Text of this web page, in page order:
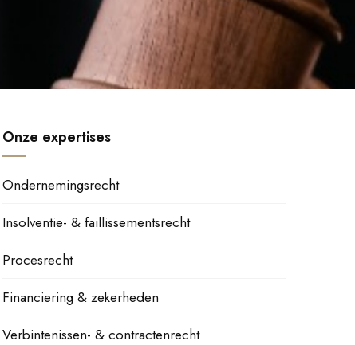
Onze expertises
Ondernemingsrecht
Insolventie- & faillissementsrecht
Procesrecht
Financiering & zekerheden
Verbintenissen- & contractenrecht